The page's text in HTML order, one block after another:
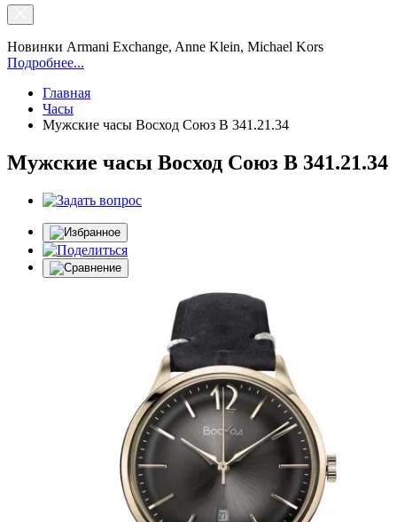
Новинки Armani Exchange, Anne Klein, Michael Kors
Подробнее...
Главная
Часы
Мужские часы Восход Союз B 341.21.34
Мужские часы Восход Союз B 341.21.34